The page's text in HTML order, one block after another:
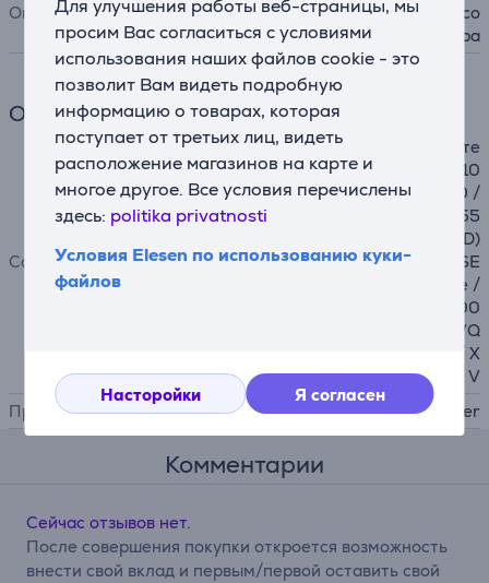
Для улучшения работы веб-страницы, мы
просим Вас согласиться с условиями
использования наших файлов cookie - это
позволит Вам видеть подробную
информацию о товарах, которая
поступает от третьих лиц, видеть
расположение магазинов на карте и
многое другое. Все условия перечислены
здесь: politika privatnosti
Условия Elesen по использованию куки-
файлов
Насторойки Я согласен
Описание
елких складок (защипов) со
шнуром или без шнура
Общий параметр
Совместимость
для моделей с шириной сте
жка 0 - 7 мм: Innov-is 10 / 10
A / 15 / 20LE / 30 / 35 / 50 /
55 / 55FE / 900 / 950 / 955
/ 1500(D) / 2200 / 4000(D)
/ 5000 / A16 / A50 / A60SE
/ A65 / A80 / A150 / I / Ie /
M280D / M380D / QC-1000
/ V5 / V5LE / V7 / VQ2 / VQ
4 / XJ1 / XJ2 / XP1 / XP3 / X
V
Производитель
Brother
Комментарии
Сейчас отзывов нет.
После совершения покупки откроется возможность
внести свой вклад и первым/первой оставить свой